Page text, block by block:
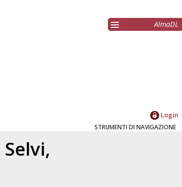
AlmaDL
Login
STRUMENTI DI NAVIGAZIONE
Selvi,